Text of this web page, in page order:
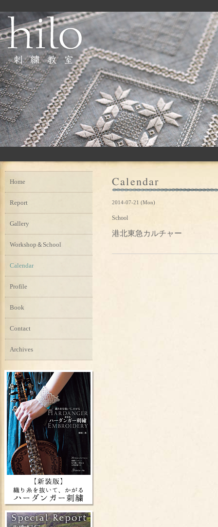
Calendar
2014-07-21 (Mon)
School
港北東急カルチャー
Home
Report
Gallery
Workshop＆School
Calendar
Profile
Book
Contact
Archives